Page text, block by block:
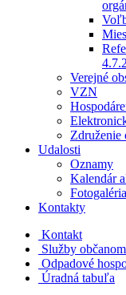
Verejné
VZN
Udalosti
Oznamy
Kalendár
Fotogaléria
Kontakty
Kontakt
Služby občanom
Odpadové
Úradná tabuľa